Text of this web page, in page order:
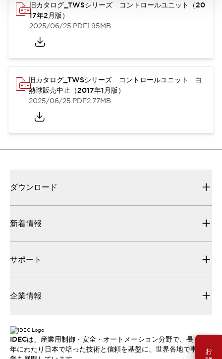
旧カタログ_TWSシリーズ コントロールユニット（20
17年2月版）
2025/06/25.PDF1.95MB
旧カタログ_TWSシリーズ コントロールユニット 白
熱球販売中止（2017年1月版）
2025/06/25.PDF2.77MB
ダウンロード
新着情報
サポート
企業情報
IDECは、産業用制御・安全・オートメーション分野で、長
年にわたり日本で培った技術と信頼を基盤に、世界各地で事